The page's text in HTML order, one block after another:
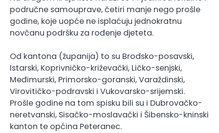
područne samouprave, četiri manje nego prošle
godine, koje uopće ne isplaćuju jednokratnu
novčanu podršku za rođenje djeteta.
Od kantona (županija) to su Brodsko-posavski,
Istarski, Koprivničko-križevački, Ličko-senjski,
Međimurski, Primorsko-goranski, Varaždinski,
Virovitičko-podravski i Vukovarsko-srijemski.
Prošle godine na tom spisku bili su i Dubrovačko-
neretvanski, Sisačko-moslavački i Šibensko-kninski
kanton te općina Peteranec.